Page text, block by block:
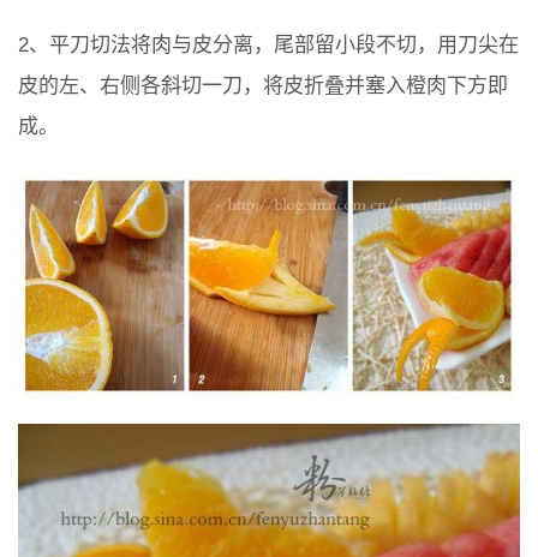
2、平刀切法将肉与皮分离，尾部留小段不切，用刀尖在
皮的左、右侧各斜切一刀，将皮折叠并塞入橙肉下方即
成。